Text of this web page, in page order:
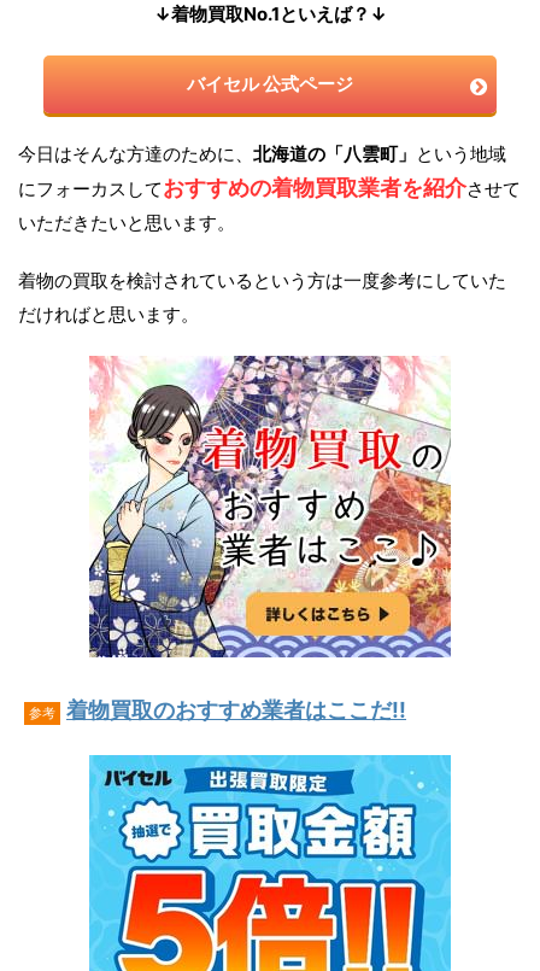
↓着物買取No.1といえば？↓
バイセル 公式ページ
今日はそんな方達のために、 北海道の「八雲町」 という地域
にフォーカスしておすすめの着物買取業者を紹介させて
いただきたいと思います。
着物の買取を検討されているという方は一度参考にしていた
だければと思います。
参考 着物買取のおすすめ業者はここだ!!